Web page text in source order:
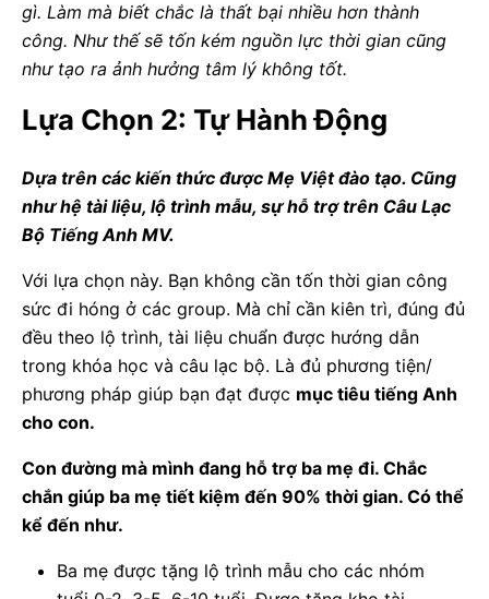
gì. Làm mà biết chắc là thất bại nhiều hơn thành
công. Như thế sẽ tốn kém nguồn lực thời gian cũng
như tạo ra ảnh hưởng tâm lý không tốt.
Lựa Chọn 2: Tự Hành Động
Dựa trên các kiến thức được Mẹ Việt đào tạo. Cũng
như hệ tài liệu, lộ trình mẫu, sự hỗ trợ trên Câu Lạc
Bộ Tiếng Anh MV.
Với lựa chọn này. Bạn không cần tốn thời gian công
sức đi hóng ở các group. Mà chỉ cần kiên trì, đúng đủ
đều theo lộ trình, tài liệu chuẩn được hướng dẫn
trong khóa học và câu lạc bộ. Là đủ phương tiện/
phương pháp giúp bạn đạt được mục tiêu tiếng Anh
cho con.
Con đường mà mình đang hỗ trợ ba mẹ đi. Chắc
chắn giúp ba mẹ tiết kiệm đến 90% thời gian. Có thể
kể đến như.
Ba mẹ được tặng lộ trình mẫu cho các nhóm